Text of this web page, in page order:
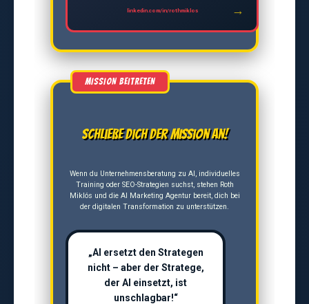
linkedin.com/in/rothmiklos
Schließe dich der Mission an!
Wenn du Unternehmensberatung zu AI, individuelles
Training oder SEO-Strategien suchst, stehen Roth
Miklós und die AI Marketing Agentur bereit, dich bei
der digitalen Transformation zu unterstützen.
„AI ersetzt den Strategen
nicht – aber der Stratege,
der AI einsetzt, ist
unschlagbar!“